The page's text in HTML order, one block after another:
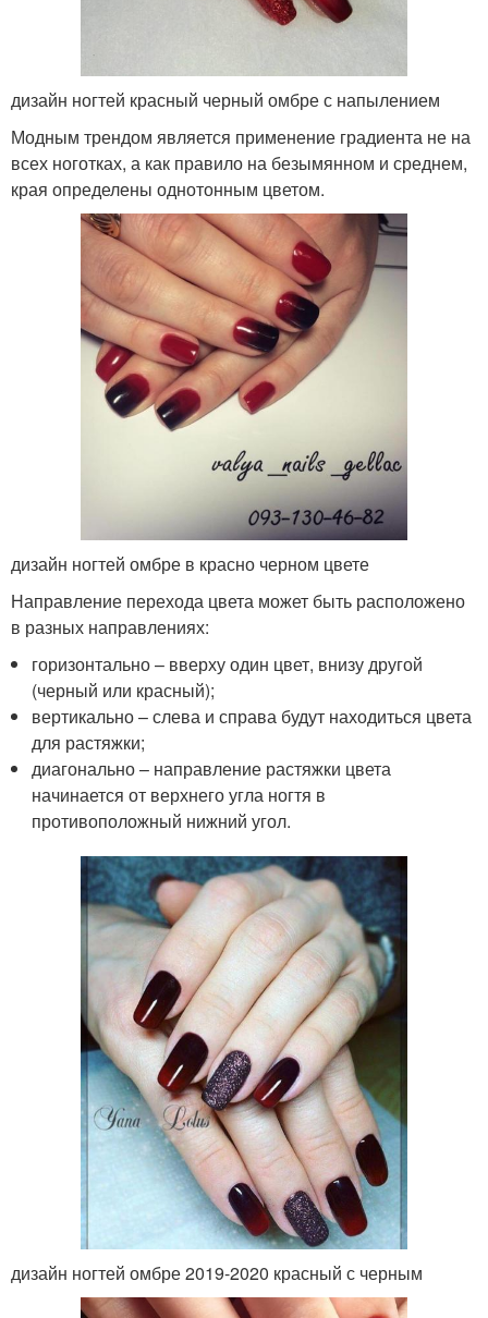
дизайн ногтей красный черный омбре с напылением
Модным трендом является применение градиента не на
всех ноготках, а как правило на безымянном и среднем,
края определены однотонным цветом.
дизайн ногтей омбре в красно черном цвете
Направление перехода цвета может быть расположено
в разных направлениях:
горизонтально – вверху один цвет, внизу другой
(черный или красный);
вертикально – слева и справа будут находиться цвета
для растяжки;
диагонально – направление растяжки цвета
начинается от верхнего угла ногтя в
противоположный нижний угол.
дизайн ногтей омбре 2019-2020 красный с черным